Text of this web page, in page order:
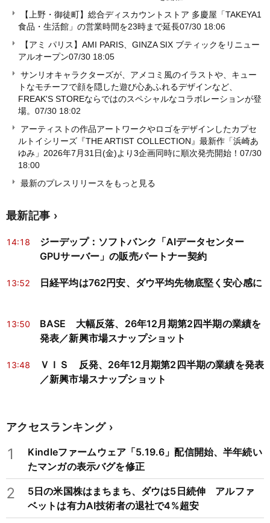
【上野・御徒町】総合ディスカウントストア 多慶屋「TAKEYA1
食品・生活館」の営業時間を23時まで延長07/30 18:06
【アミ パリス】AMI PARIS、GINZA SIX ブティックをリニュー
アルオープン07/30 18:05
サンリオキャラクターズが、アメコミ風のイラストや、キュー
トなモチーフで顔を隠した遊び心あふれるデザインなど、
FREAK'S STOREならではのスペシャルなコラボレーションが登
場。 07/30 18:02
アーティストの作品アートワークやロゴをデザインしたカプセ
ルトイシリーズ『THE ARTIST COLLECTION』最新作「浜崎あ
ゆみ」2026年7月31日(金)より3企画同時に順次発売開始！ 07/30
18:00
最新のプレスリリースをもっと見る
最新記事
14:18
ジーデップ：ソフトバンク「AIデータセンター
GPUサーバー」の販売パートナー契約
13:52 日経平均は762円安、ダウ平均先物底堅く安心感に
13:50
BASE 大幅反落、26年12月期第2四半期の業績を
発表／新興市場スナップショット
13:48
ＶＩＳ 反発、26年12月期第2四半期の業績を発表
／新興市場スナップショット
アクセスランキング
1
Kindleファームウェア「5.19.6」配信開始、半年続い
たマンガの表示バグを修正
2
5日の米国株はまちまち、ダウは5日続伸 アルファ
ベットは有力AI技術者の退社で4%超安